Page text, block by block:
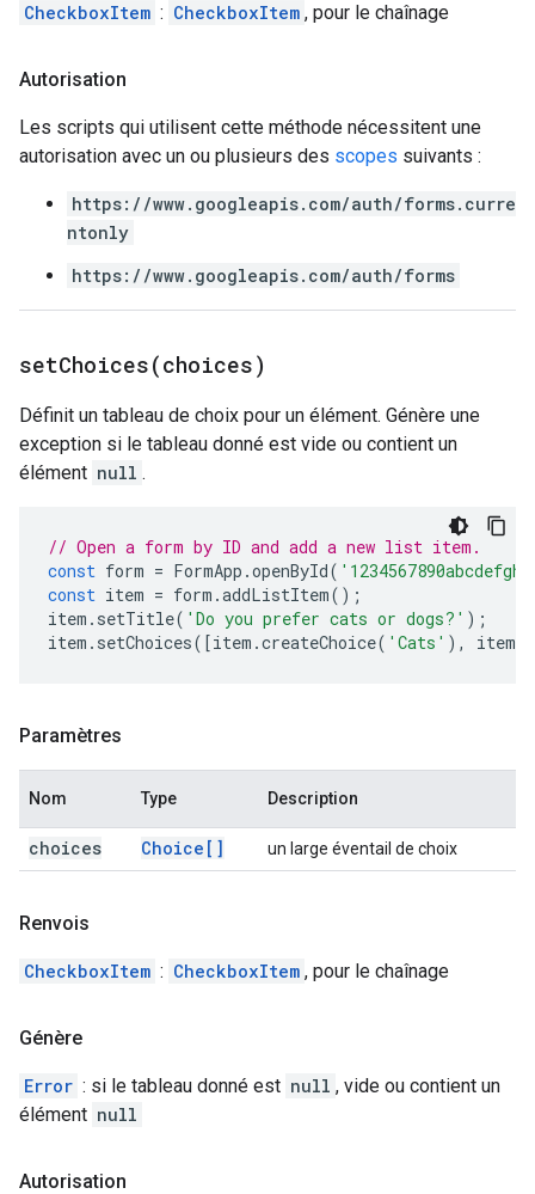
CheckboxItem : CheckboxItem , pour le chaînage
Autorisation
Les scripts qui utilisent cette méthode nécessitent une
autorisation avec un ou plusieurs des scopes suivants :
https://www.googleapis.com/auth/forms.curre
ntonly
https://www.googleapis.com/auth/forms
setChoices(choices)
Définit un tableau de choix pour un élément. Génère une
exception si le tableau donné est vide ou contient un
élément null .
// Open a form by ID and add a new list item.
const form = FormApp .openById(
const item = form .addListItem();
item . setTitle( 'Do you prefer cats or dogs?' );
item . setChoices([item .createChoice( 'Cats' ), item
Paramètres
Nom Type Description
choices Choice[] un large éventail de choix
Renvois
CheckboxItem : CheckboxItem , pour le chaînage
Génère
Error : si le tableau donné est null , vide ou contient un
élément null
Autorisation